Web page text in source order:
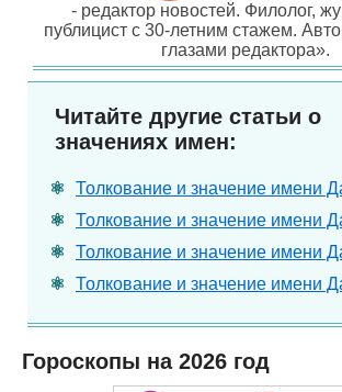
- редактор новостей. Филолог,
публицист с 30-летним стажем.
глазами редактора».
Читайте другие статьи о
значениях имен:
Толкование и значение имени
Толкование и значение имени
Толкование и значение имени
Толкование и значение имени
Гороскопы на 2026 год